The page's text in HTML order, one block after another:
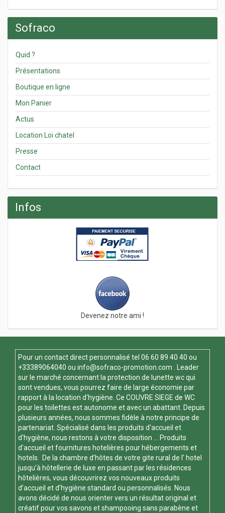
Sofraco
Quid ?
Présentations
Boutique en ligne
Mon Panier
Actus
Location Loi chatel
Presse
Contact
Infos
Devenez notre ami !
Pour un contact direct personnalisé tel 06 60 89 40 40 ou
+33389064040 ou info@sofraco-promotion.com . Leader
sur le marché concernant la protection de lunette wc qui
sont vendues, vous pourrez faire de large économie par
rapport à la location d'hygiène. Ce COUVRE SIEGE de WC
pour les toilettes est autonome et avec un abattant. Depuis
plusieurs années, nous sommes fidèle à notre principe de
partenariat. Spécialisé dans les produits d'accueil et
d'hygiène, nous restons à votre disposition ... Produits
d'accueil et fournitures hotelières pour hébergements et
hotels. De la chambre d’hôtes de votre gite rural de l' hotel
jusqu’à hôtellerie de luxe en passant par les résidences
hôtelières, vous découvrirez vos nouveaux produits
d’accueil et d’hygiène standard ou personnalisés. Nous
avons décidé de nous orienter vers un résultat original et
créatif pour vos savons et shampooing sans parabène et